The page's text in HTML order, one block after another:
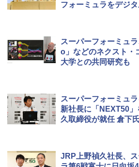
フォーミュラをデジ
ホのライブ観戦やオ
スーパーフォーミュ
o」などのネクスト・
大学との共同研究も
スーパーフォーミュ
新社長に「NEXT50
久取締役が就任 倉下
JRP上野禎久社長、